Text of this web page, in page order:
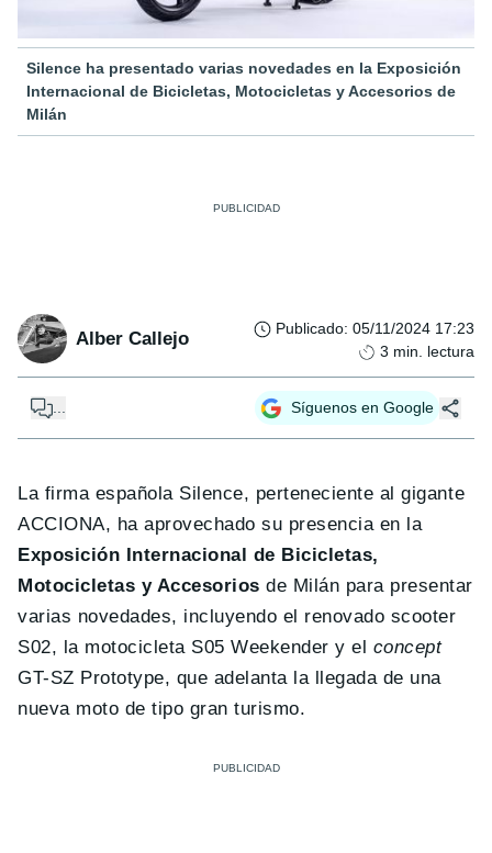
Silence ha presentado varias novedades en la Exposición
Internacional de Bicicletas, Motocicletas y Accesorios de
Milán
Alber Callejo Publicado: 05/11/2024 17:23
3 min. lectura
... Síguenos en Google
La firma española Silence, perteneciente al gigante
ACCIONA, ha aprovechado su presencia en la
Exposición Internacional de Bicicletas,
Motocicletas y Accesorios de Milán para presentar
varias novedades, incluyendo el renovado scooter
S02, la motocicleta S05 Weekender y el concept
GT-SZ Prototype, que adelanta la llegada de una
nueva moto de tipo gran turismo.